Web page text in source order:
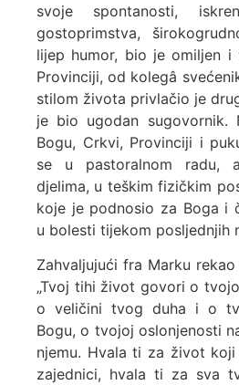
svoje spontanosti,
gostoprimstva,
lijep humor, bio je omiljen
Provinciji, od kolegâ
stilom života privlačio je
je bio ugodan sugovornik.
Bogu, Crkvi, Provinciji i
se u pastoralnom radu,
djelima, u teškim fizičkim
koje je podnosio za Boga i
u bolesti tijekom posljednjih
Zahvaljujući fra Marku
„Tvoj tihi život govori o
o veličini tvog duha i o
Bogu, o tvojoj oslonjenosti
njemu. Hvala ti za život
zajednici, hvala ti za sva